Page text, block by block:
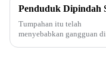
Tumpahan itu telah
menyebabkan gangguan di